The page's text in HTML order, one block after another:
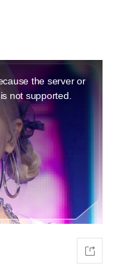
the server or
not supported.